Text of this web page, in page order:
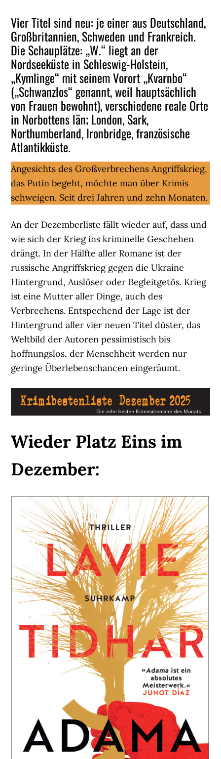
Vier Titel sind neu: je einer aus Deutschland,
Großbritannien, Schweden und Frankreich.
Die Schauplätze: „W.“ liegt an der
Nordseeküste in Schleswig-Holstein,
„Kymlinge“ mit seinem Vorort „Kvarnbo“
(„Schwanzlos“ genannt, weil hauptsächlich
von Frauen bewohnt), verschiedene reale Orte
in Norbottens län; London, Sark,
Northumberland, Ironbridge, französische
Atlantikküste.
Angesichts des Großverbrechens Angriffskrieg,
das Putin begeht, möchte man über Krimis
schweigen. Seit drei Jahren und zehn Monaten.
An der Dezemberliste fällt wieder auf, dass und
wie sich der Krieg ins kriminelle Geschehen
drängt. In der Hälfte aller Romane ist der
russische Angriffskrieg gegen die Ukraine
Hintergrund, Auslöser oder Begleitgetös. Krieg
ist eine Mutter aller Dinge, auch des
Verbrechens. Entspechend der Lage ist der
Hintergrund aller vier neuen Titel düster, das
Weltbild der Autoren pessimistisch bis
hoffnungslos, der Menschheit werden nur
geringe Überlebenschancen eingeräumt.
Wieder Platz Eins im
Dezember: